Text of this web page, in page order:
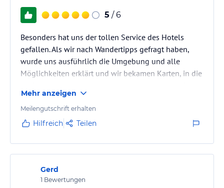
5 / 6
Besonders hat uns der tollen Service des Hotels
gefallen. Als wir nach Wandertipps gefragt haben,
wurde uns ausführlich die Umgebung und alle
Möglichkeiten erklärt und wir bekamen Karten, in die
hat uns sehr geholfen und war sehr gastfreundlich.
Auch das Zimmer war sehr groß und modern
eingerichtet. Sowohl Abendessen als auch Frühstück
Variationsmöglichkeiten je nach Geschmack. Hier
hätte ich mir nur gewünscht, dass die Tische…
Mehr anzeigen
Meilengutschrift erhalten
Hilfreich Teilen
Gerd
1 Bewertungen